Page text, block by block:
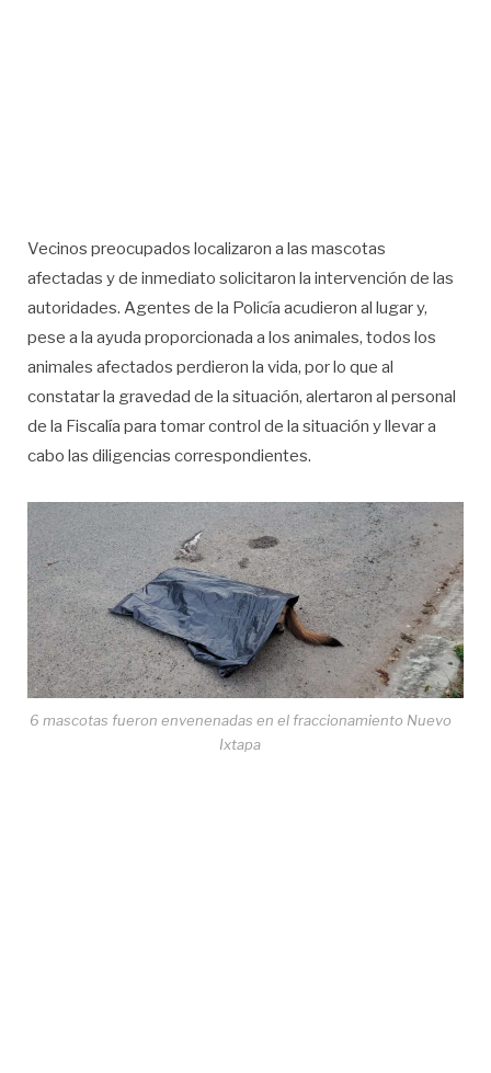
Vecinos preocupados localizaron a las mascotas
afectadas y de inmediato solicitaron la intervención de las
autoridades. Agentes de la Policía acudieron al lugar y,
pese a la ayuda proporcionada a los animales, todos los
animales afectados perdieron la vida, por lo que al
constatar la gravedad de la situación, alertaron al personal
de la Fiscalía para tomar control de la situación y llevar a
cabo las diligencias correspondientes.
6 mascotas fueron envenenadas en el fraccionamiento Nuevo
Ixtapa